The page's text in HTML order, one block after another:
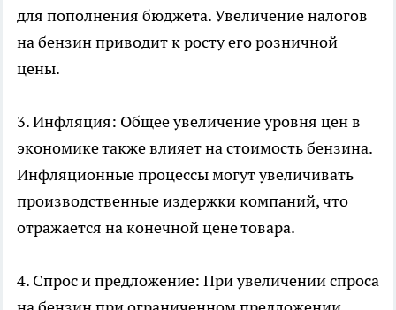
для пополнения бюджета. Увеличение налогов
на бензин приводит к росту его розничной
цены.
3. Инфляция: Общее увеличение уровня цен в
экономике также влияет на стоимость бензина.
Инфляционные процессы могут увеличивать
производственные издержки компаний, что
отражается на конечной цене товара.
4. Спрос и предложение: При увеличении спроса